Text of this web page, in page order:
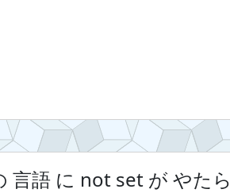
言語 に not set が やたら